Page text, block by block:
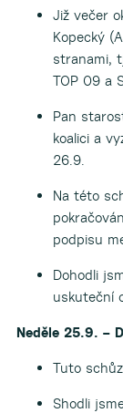
Již večer
Kopecký
stranami,
TOP 09 a
Pan
koalici a
26.9.
Na této
podpisu
Dohodli
uskuteční
Neděle 25.9. –
Tuto
Shodli